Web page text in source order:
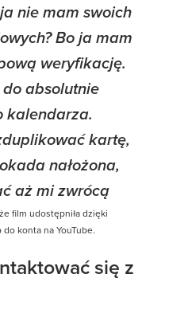
nie mam swoich
Bo ja mam
weryfikację.
absolutnie
kalendarza.
kartę,
nałożona,
aż mi zwrócą
film udostępniła dzięki
konta na YouTube.
się z